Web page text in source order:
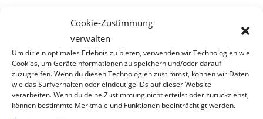
Cookie-Zustimmung
verwalten
Um dir ein optimales Erlebnis zu bieten, verwenden wir Technologien wie
Cookies, um Geräteinformationen zu speichern und/oder darauf
zuzugreifen. Wenn du diesen Technologien zustimmst, können wir Daten
wie das Surfverhalten oder eindeutige IDs auf dieser Website
verarbeiten. Wenn du deine Zustimmung nicht erteilst oder zurückziehst,
können bestimmte Merkmale und Funktionen beeinträchtigt werden.
„Der Letzte wird der Erste sein“ ist ein Buch, das man nicht
wegen seiner Fakten oder seiner Argumentationslogik liest,
sondern wegen seiner Stimme. Keith R. Kernspecht spricht
als Suchender, als Selbstkritiker und als Mensch, der über
Jahrzehnte hinweg eine Bewegung geprägt hat, und zwar